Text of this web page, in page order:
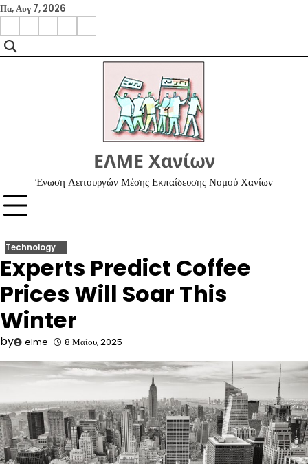
Skip
content
Πα, Αυγ 7, 2026
facebook
instagram
google
x youtube
ΕΛΜΕ Χανίων
Ένωση Λειτουργών Μέσης Εκπαίδευσης Νομού Χανίων
Technology
Experts Predict Coffee
Prices Will Soar This
Winter
by elme 8 Μαΐου, 2025